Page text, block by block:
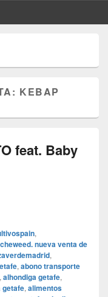
KEBAP
feat. Baby
,
nueva venta de
,
, abono transporte
, alhondiga getafe,
getafe, alimentos